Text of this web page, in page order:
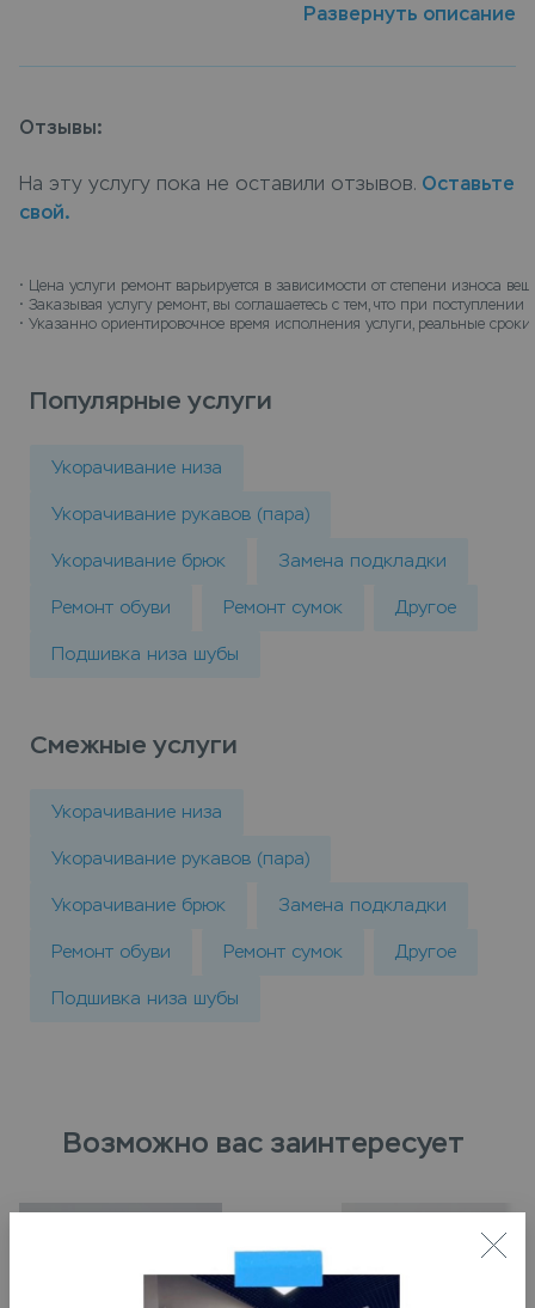
молний. Осуществить ремонт джинс можно в
доставит их на дом когда все будет готов.
Развернуть описание
Отзывы:
На эту услугу пока не оставили отзывов. Оставьте
свой.
• Цена услуги ремонт варьируется в зависимости от степени износа
• Заказывая услугу ремонт, вы соглашаетесь с тем, что при
• Указанно ориентировочное время исполнения услуги, реальные сроки
Популярные услуги
Укорачивание низа
Укорачивание рукавов (пара)
Укорачивание брюк Замена подкладки
Ремонт обуви Ремонт сумок Другое
Подшивка низа шубы
Смежные услуги
Укорачивание низа
Укорачивание рукавов (пара)
Укорачивание брюк Замена подкладки
Ремонт обуви Ремонт сумок Другое
Подшивка низа шубы
Возможно вас заинтересует